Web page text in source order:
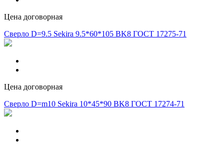
Цена договорная
Сверло D=9.5 Sekira 9.5*60*105 BK8 ГОСТ 17275-71
Цена договорная
Сверло D=m10 Sekira 10*45*90 BK8 ГОСТ 17274-71